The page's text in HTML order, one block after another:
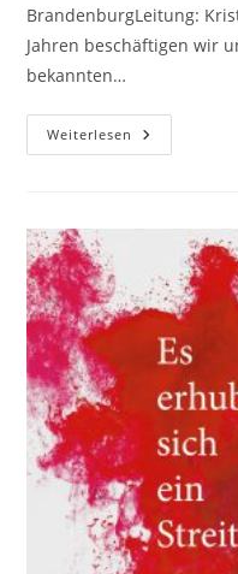
BrandenburgLeitung:
Jahren beschäftigen wir
bekannten…
Weiterlesen Chantons
L’amour